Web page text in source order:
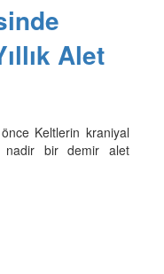
Alet
Keltlerin kraniyal
nadir bir demir alet